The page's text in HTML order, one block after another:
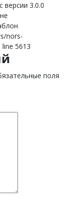
версии 3.0.0
nors-
5613
поля